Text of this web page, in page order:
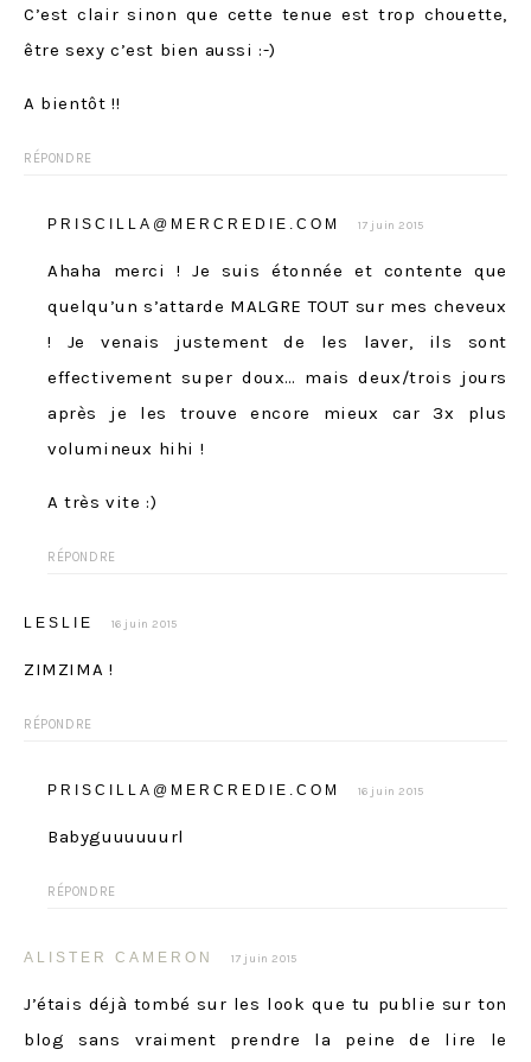
C’est clair sinon que cette tenue est trop chouette,
être sexy c’est bien aussi :-)
A bientôt !!
RÉPONDRE
PRISCILLA@MERCREDIE.COM 17 juin 2015
Ahaha merci ! Je suis étonnée et contente que
quelqu’un s’attarde MALGRE TOUT sur mes cheveux
! Je venais justement de les laver, ils sont
effectivement super doux… mais deux/trois jours
après je les trouve encore mieux car 3x plus
volumineux hihi !
A très vite :)
RÉPONDRE
LESLIE 16 juin 2015
ZIMZIMA !
RÉPONDRE
PRISCILLA@MERCREDIE.COM 16 juin 2015
Babyguuuuuurl
RÉPONDRE
ALISTER CAMERON 17 juin 2015
J’étais déjà tombé sur les look que tu publie sur ton
blog sans vraiment prendre la peine de lire le